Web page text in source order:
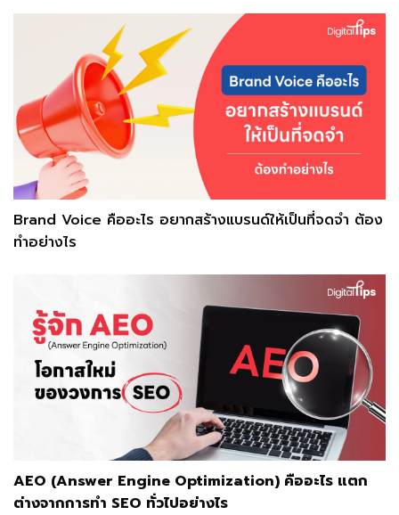
Brand Voice คืออะไร อยากสร้างแบรนด์ให้เป็นที่จดจำ ต้อง
ทำอย่างไร
AEO (Answer Engine Optimization) คืออะไร แตก
ต่างจากการทำ SEO ทั่วไปอย่างไร